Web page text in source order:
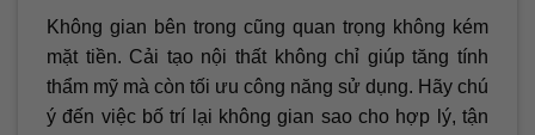
Không gian bên trong cũng quan trọng không kém
mặt tiền. Cải tạo nội thất không chỉ giúp tăng tính
thẩm mỹ mà còn tối ưu công năng sử dụng. Hãy chú
ý đến việc bố trí lại không gian sao cho hợp lý, tận